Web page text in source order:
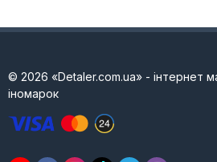
© 2026 «Detaler.com.ua» - інтернет
іномарок